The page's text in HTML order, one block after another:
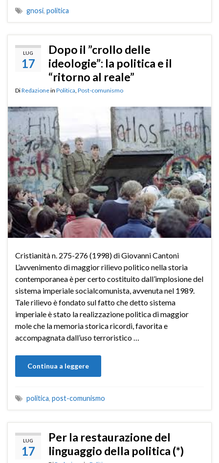
gnosi, politica
LUG
17
Dopo il ”crollo delle
ideologie”: la politica e il
“ritorno al reale”
DiRedazionein Politica Post-comunismo
Cristianità n. 275-276 (1998) di Giovanni Cantoni
L’avvenimento di maggior rilievo politico nella storia
contemporanea è per certo costituito dall’implosione del
sistema imperiale socialcomunista, avvenuta nel 1989.
Tale rilievo è fondato sul fatto che detto sistema
imperiale è stato la realizzazione politica di maggior
mole che la memoria storica ricordi, favorita e
accompagnata dall’uso terroristico …
Continua a leggere
politica, post-comunismo
LUG
17
Per la restaurazione del
linguaggio della politica (*)